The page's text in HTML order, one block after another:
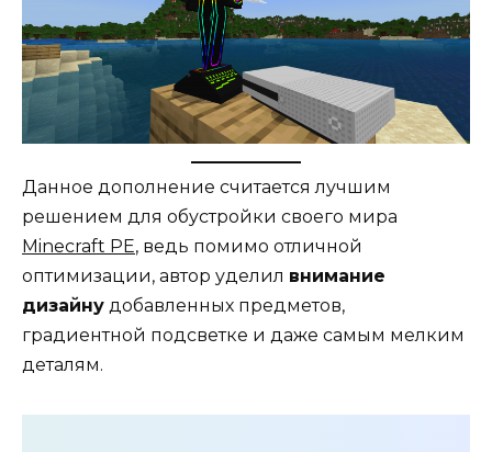
Данное дополнение считается лучшим
решением для обустройки своего мира
Minecraft PE, ведь помимо отличной
оптимизации, автор уделил внимание
дизайну добавленных предметов,
градиентной подсветке и даже самым мелким
деталям.